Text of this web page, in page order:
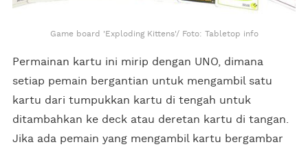
Game board 'Exploding Kittens'/ Foto: Tabletop info
Permainan kartu ini mirip dengan UNO, dimana
setiap pemain bergantian untuk mengambil satu
kartu dari tumpukkan kartu di tengah untuk
ditambahkan ke deck atau deretan kartu di tangan.
Jika ada pemain yang mengambil kartu bergambar